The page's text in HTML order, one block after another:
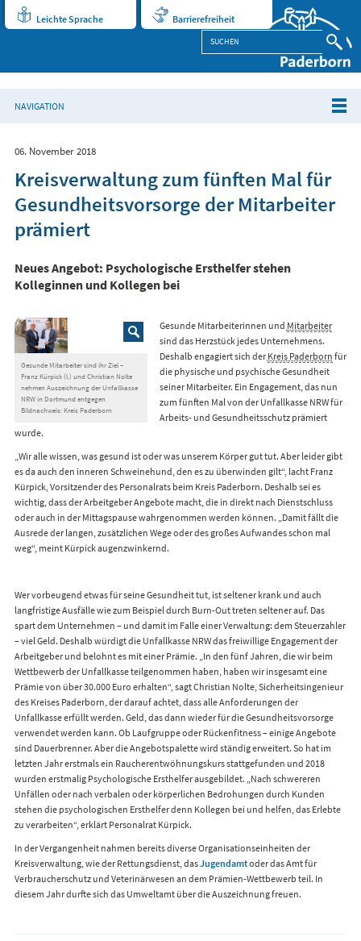
Leichte Sprache Barrierefreiheit
NAVIGATION
06. November 2018
Kreisverwaltung zum fünften Mal für
Gesundheitsvorsorge der Mitarbeiter
prämiert
Neues Angebot: Psychologische Ersthelfer stehen
Kolleginnen und Kollegen bei
Gesunde Mitarbeiter sind ihr Ziel –
Franz Kürpick (l.) und Christian Nolte
nehmen Auszeichnung der Unfallkasse
NRW in Dortmund entgegen
Bildnachweis: Kreis Paderborn
Gesunde Mitarbeiterinnen und Mitarbeiter
sind das Herzstück jedes Unternehmens.
Deshalb engagiert sich der Kreis Paderborn für
die physische und psychische Gesundheit
seiner Mitarbeiter. Ein Engagement, das nun
zum fünften Mal von der Unfallkasse NRW für
Arbeits- und Gesundheitsschutz prämiert
wurde.
„Wir alle wissen, was gesund ist oder was unserem Körper gut tut. Aber leider gibt
es da auch den inneren Schweinehund, den es zu überwinden gilt“, lacht Franz
Kürpick, Vorsitzender des Personalrats beim Kreis Paderborn. Deshalb sei es
wichtig, dass der Arbeitgeber Angebote macht, die in direkt nach Dienstschluss
oder auch in der Mittagspause wahrgenommen werden können. „Damit fällt die
Ausrede der langen, zusätzlichen Wege oder des großes Aufwandes schon mal
weg“, meint Kürpick augenzwinkernd.
Wer vorbeugend etwas für seine Gesundheit tut, ist seltener krank und auch
langfristige Ausfälle wie zum Beispiel durch Burn-Out treten seltener auf. Das
spart dem Unternehmen – und damit im Falle einer Verwaltung: dem Steuerzahler
– viel Geld. Deshalb würdigt die Unfallkasse NRW das freiwillige Engagement der
Arbeitgeber und belohnt es mit einer Prämie. „In den fünf Jahren, die wir beim
Wettbewerb der Unfallkasse teilgenommen haben, haben wir insgesamt eine
Prämie von über 30.000 Euro erhalten“, sagt Christian Nolte, Sicherheitsingenieur
des Kreises Paderborn, der darauf achtet, dass alle Anforderungen der
Unfallkasse erfüllt werden. Geld, das dann wieder für die Gesundheitsvorsorge
verwendet werden kann. Ob Laufgruppe oder Rückenfitness – einige Angebote
sind Dauerbrenner. Aber die Angebotspalette wird ständig erweitert. So hat im
letzten Jahr erstmals ein Raucherentwöhnungskurs stattgefunden und 2018
wurden erstmalig Psychologische Ersthelfer ausgebildet. „Nach schwereren
Unfällen oder nach verbalen oder körperlichen Bedrohungen durch Kunden
stehen die psychologischen Ersthelfer denn Kollegen bei und helfen, das Erlebte
zu verarbeiten“, erklärt Personalrat Kürpick.
In der Vergangenheit nahmen bereits diverse Organisationseinheiten der
Kreisverwaltung, wie der Rettungsdienst, dasJugendamtoder das Amt für
Verbraucherschutz und Veterinärwesen an dem Prämien-Wettbewerb teil. In
diesem Jahr durfte sich das Umweltamt über die Auszeichnung freuen.